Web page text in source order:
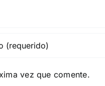
vez que comente.